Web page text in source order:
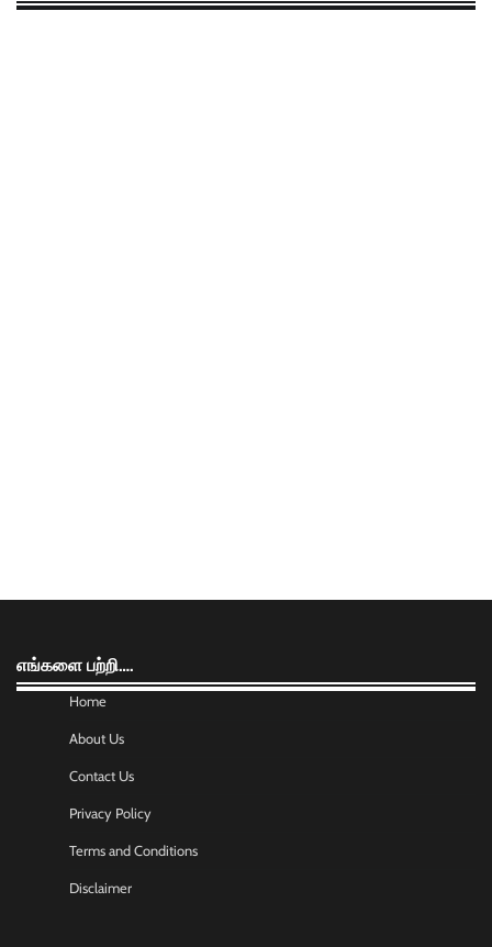
எங்களை பற்றி….
Home
About Us
Contact Us
Privacy Policy
Terms and Conditions
Disclaimer